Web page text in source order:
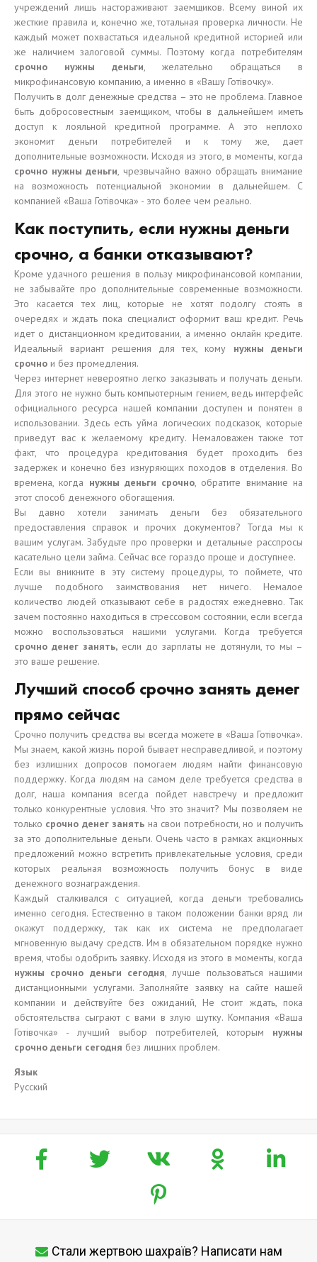
учреждений лишь настораживают заемщиков. Всему виной их
жесткие правила и, конечно же, тотальная проверка личности. Не
каждый может похвастаться идеальной кредитной историей или
же наличием залоговой суммы. Поэтому когда потребителям
срочно нужны деньги, желательно обращаться в
микрофинансовую компанию, а именно в «Вашу Готівочку».
Получить в долг денежные средства – это не проблема. Главное
быть добросовестным заемщиком, чтобы в дальнейшем иметь
доступ к лояльной кредитной программе. А это неплохо
экономит деньги потребителей и к тому же, дает
дополнительные возможности. Исходя из этого, в моменты, когда
срочно нужны деньги, чрезвычайно важно обращать внимание
на возможность потенциальной экономии в дальнейшем. С
компанией «Ваша Готівочка» - это более чем реально.
Как поступить, если нужны деньги
срочно, а банки отказывают?
Кроме удачного решения в пользу микрофинансовой компании,
не забывайте про дополнительные современные возможности.
Это касается тех лиц, которые не хотят подолгу стоять в
очередях и ждать пока специалист оформит ваш кредит. Речь
идет о дистанционном кредитовании, а именно онлайн кредите.
Идеальный вариант решения для тех, кому нужны деньги
срочно и без промедления.
Через интернет невероятно легко заказывать и получать деньги.
Для этого не нужно быть компьютерным гением, ведь интерфейс
официального ресурса нашей компании доступен и понятен в
использовании. Здесь есть уйма логических подсказок, которые
приведут вас к желаемому кредиту. Немаловажен также тот
факт, что процедура кредитования будет проходить без
задержек и конечно без изнуряющих походов в отделения. Во
времена, когда нужны деньги срочно, обратите внимание на
этот способ денежного обогащения.
Вы давно хотели занимать деньги без обязательного
предоставления справок и прочих документов? Тогда мы к
вашим услугам. Забудьте про проверки и детальные расспросы
касательно цели займа. Сейчас все гораздо проще и доступнее.
Если вы вникните в эту систему процедуры, то поймете, что
лучше подобного заимствования нет ничего. Немалое
количество людей отказывают себе в радостях ежедневно. Так
зачем постоянно находиться в стрессовом состоянии, если всегда
можно воспользоваться нашими услугами. Когда требуется
срочно денег занять,если до зарплаты не дотянули, то мы –
это ваше решение.
Лучший способ срочно занять денег
прямо сейчас
Срочно получить средства вы всегда можете в «Ваша Готівочка».
Мы знаем, какой жизнь порой бывает несправедливой, и поэтому
без излишних допросов помогаем людям найти финансовую
поддержку. Когда людям на самом деле требуется средства в
долг, наша компания всегда пойдет навстречу и предложит
только конкурентные условия. Что это значит? Мы позволяем не
только срочно денег занять на свои потребности, но и получить
за это дополнительные деньги. Очень часто в рамках акционных
предложений можно встретить привлекательные условия, среди
которых реальная возможность получить бонус в виде
денежного вознаграждения.
Каждый сталкивался с ситуацией, когда деньги требовались
именно сегодня. Естественно в таком положении банки вряд ли
окажут поддержку, так как их система не предполагает
мгновенную выдачу средств. Им в обязательном порядке нужно
время, чтобы одобрить заявку. Исходя из этого в моменты, когда
нужны срочно деньги сегодня, лучше пользоваться нашими
дистанционными услугами. Заполняйте заявку на сайте нашей
компании и действуйте без ожиданий, Не стоит ждать, пока
обстоятельства сыграют с вами в злую шутку. Компания «Ваша
Готівочка» - лучший выбор потребителей, которым нужны
срочно деньги сегодня без лишних проблем.
Язык
Русский
Стали жертвою шахраїв? Написати нам